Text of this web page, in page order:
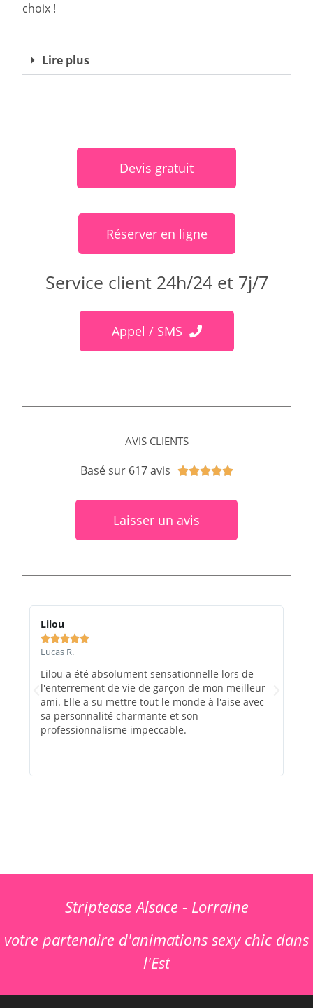
choix !
Lire plus
Devis gratuit
Réserver en ligne
Service client 24h/24 et 7j/7
Appel / SMS
AVIS CLIENTS
Basé sur 617 avis 
Laisser un avis
Lilou

Lucas R.
Lilou a été absolument sensationnelle lors de
l'enterrement de vie de garçon de mon meilleur
ami. Elle a su mettre tout le monde à l'aise avec
sa personnalité charmante et son
professionnalisme impeccable.
Striptease Alsace - Lorraine
votre partenaire d'animations sexy chic dans
l'Est